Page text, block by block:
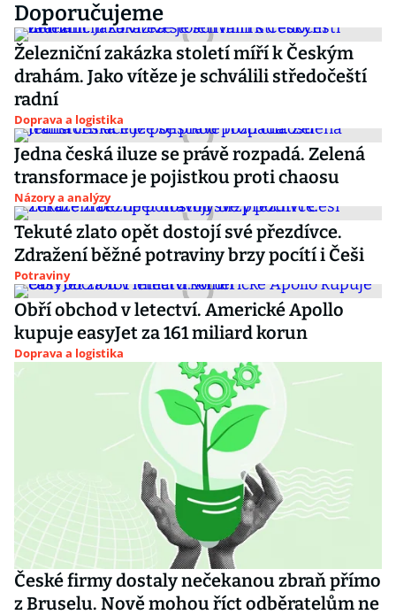
Doporučujeme
Železniční zakázka století míří k Českým
drahám. Jako vítěze je schválili středočeští
radní
Doprava a logistika
Jedna česká iluze se právě rozpadá. Zelená
transformace je pojistkou proti chaosu
Názory a analýzy
Tekuté zlato opět dostojí své přezdívce.
Zdražení běžné potraviny brzy pocítí i Češi
Potraviny
Obří obchod v letectví. Americké Apollo
kupuje easyJet za 161 miliard korun
Doprava a logistika
České firmy dostaly nečekanou zbraň přímo
z Bruselu. Nově mohou říct odběratelům ne